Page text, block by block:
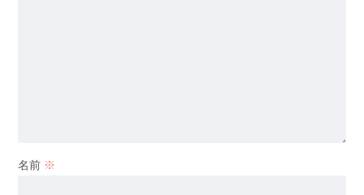
名前 ※